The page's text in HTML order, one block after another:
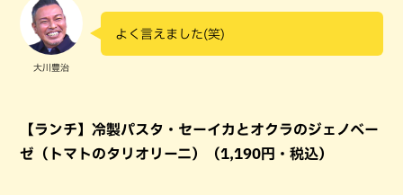
大川豊治
よく言えました(笑)
【ランチ】冷製パスタ・セーイカとオクラのジェノベー
ゼ（トマトのタリオリーニ）（1,190円・税込）